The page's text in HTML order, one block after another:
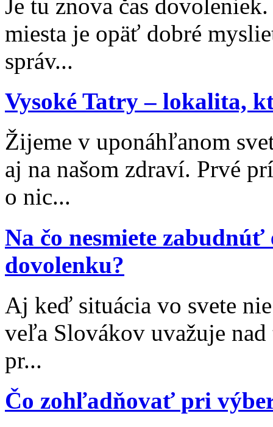
Je tu znova čas
miesta je opäť dobré
správ...
Vysoké Tatry – lokalita,
Žijeme v uponáhľanom
aj na našom zdraví. Prvé
o nic...
Na čo nesmiete zabudnúť
dovolenku?
Aj keď situácia vo svete
veľa Slovákov uvažuje
pr...
Čo zohľadňovať pri